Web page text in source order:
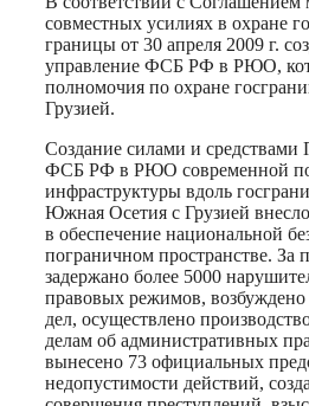
совместных усилиях в охране
границы от 30 апреля 2009 г.
управление ФСБ РФ в РЮО,
полномочия по охране
Грузией.
Создание силами и средствами
ФСБ РФ в РЮО современной
инфраструктуры вдоль
Южная Осетия с Грузией
в обеспечение национальной
пограничном пространстве. За
задержано более 5000
правовых режимов,
дел, осуществлено
делам об административных
вынесено 73 официальных
недопустимости действий,